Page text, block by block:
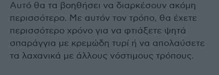
Αυτό θα τα βοηθήσει να διαρκέσουν ακόμη
περισσότερο. Με αυτόν τον τρόπο, θα έχετε
περισσότερο χρόνο για να φτιάξετε ψητά
σπαράγγια με κρεμώδη τυρί ή να απολαύσετε
τα λαχανικά με άλλους νόστιμους τρόπους.